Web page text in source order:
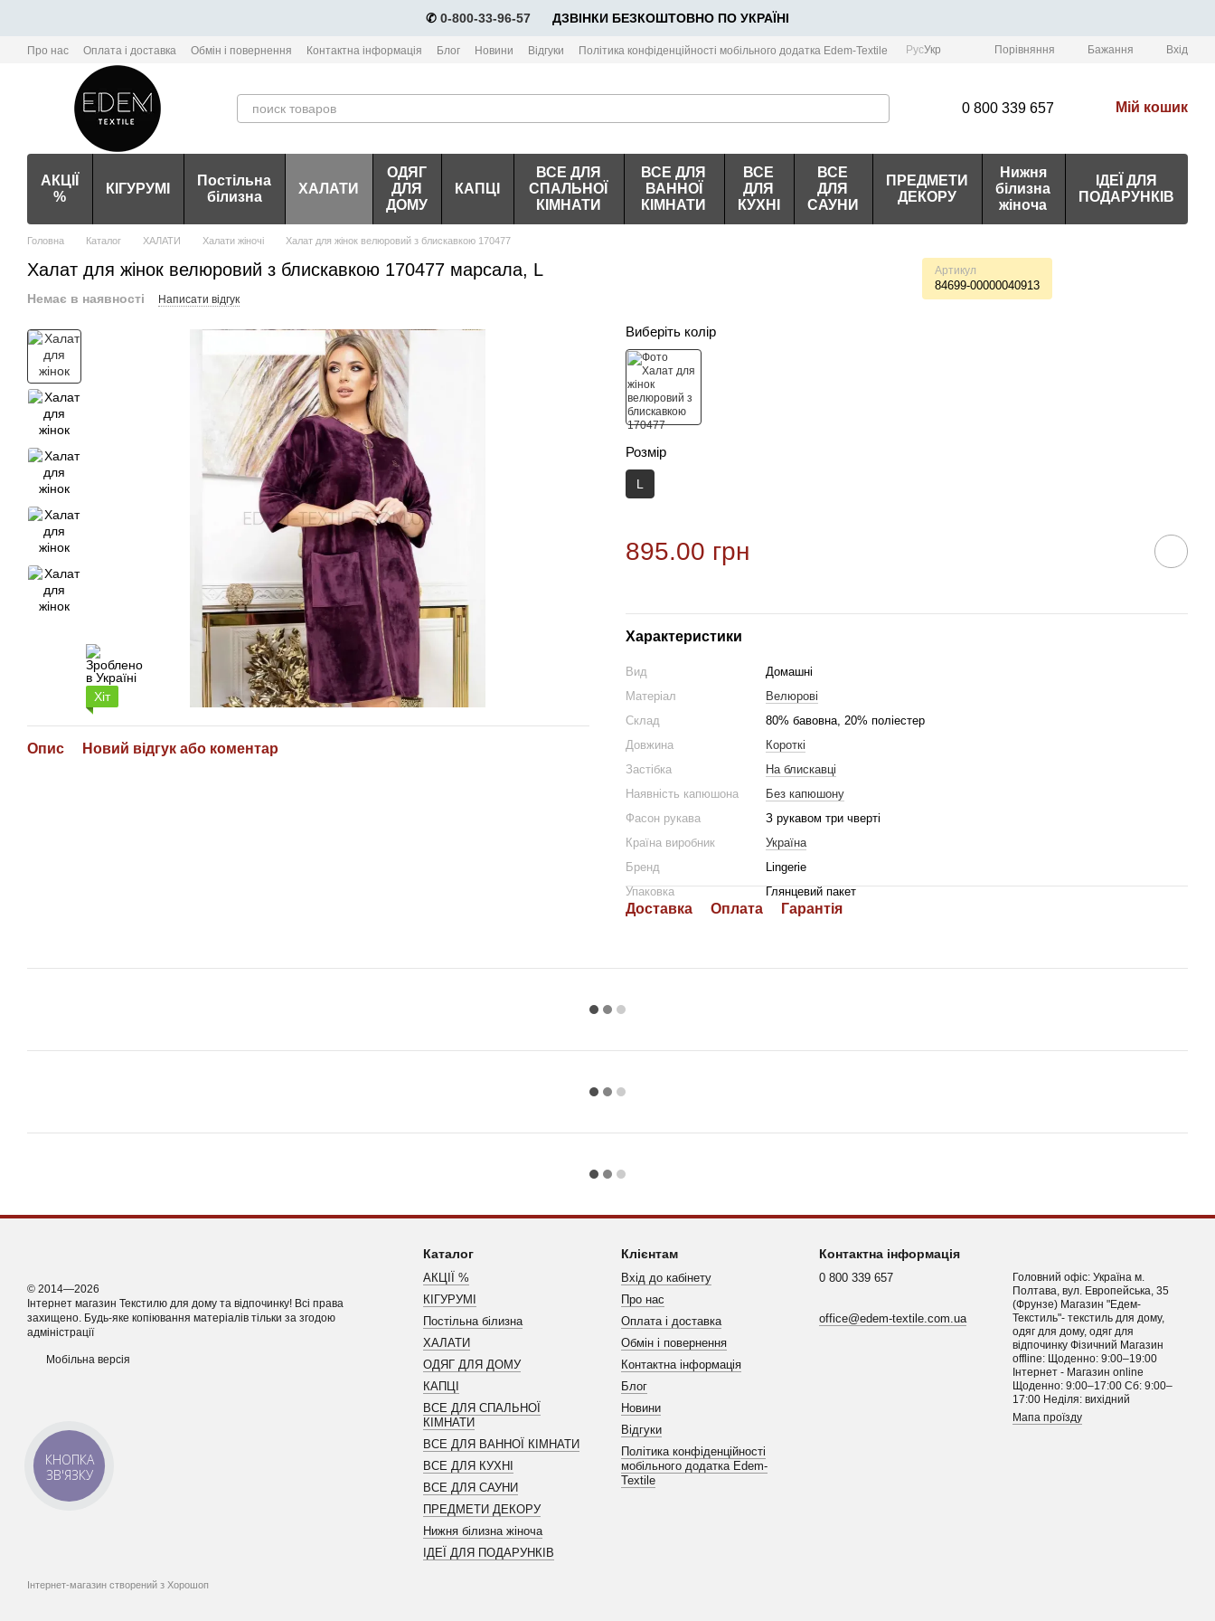
✆ 0-800-33-96-57 ⠀⠀ДЗВІНКИ БЕЗКОШТОВНО ПО УКРАЇНІ
Про нас Оплата і доставка Обмін і повернення Контактна інформація Блог Новини Відгуки Політика конфіденційності мобільного додатка Edem-Textile РусУкр Порівняння Бажання Вхід
0 800 339 657 Мій кошик
АКЦІЇ
%
КІГУРУМІ
Постільна
білизна
ХАЛАТИ
ОДЯГ
ДЛЯ
ДОМУ
КАПЦІ
ВСЕ ДЛЯ
СПАЛЬНОЇ
КІМНАТИ
ВСЕ ДЛЯ
ВАННОЇ
КІМНАТИ
ВСЕ
ДЛЯ
КУХНІ
ВСЕ
ДЛЯ
САУНИ
ПРЕДМЕТИ
ДЕКОРУ
Нижня
білизна
жіноча
ІДЕЇ ДЛЯ
ПОДАРУНКІВ
Головна Каталог ХАЛАТИ Халати жіночі Халат для жінок велюровий з блискавкою 170477
Халат для жінок велюровий з блискавкою 170477 марсала, L Артикул
84699-00000040913
Немає в наявності Написати відгук
Хіт
Опис Новий відгук або коментар
Виберіть колір
Розмір
L
895.00 грн
Характеристики
Вид
Домашні
Матеріал
Велюрові
Склад
80% бавовна, 20% поліестер
Довжина
Короткі
Застібка
На блискавці
Наявність капюшона
Без капюшону
Фасон рукава
З рукавом три чверті
Країна виробник
Україна
Бренд
Lingerie
Упаковка
Глянцевий пакет
Доставка Оплата Гарантія
© 2014—2026
Інтернет магазин Текстилю для дому та відпочинку! Всі права
захищено. Будь-яке копіювання матеріалів тільки за згодою
адміністрації
Мобільна версія
Інтернет-магазин створений з Хорошоп
Каталог
АКЦІЇ %
КІГУРУМІ
Постільна білизна
ХАЛАТИ
ОДЯГ ДЛЯ ДОМУ
КАПЦІ
ВСЕ ДЛЯ СПАЛЬНОЇ
КІМНАТИ
ВСЕ ДЛЯ ВАННОЇ КІМНАТИ
ВСЕ ДЛЯ КУХНІ
ВСЕ ДЛЯ САУНИ
ПРЕДМЕТИ ДЕКОРУ
Нижня білизна жіноча
ІДЕЇ ДЛЯ ПОДАРУНКІВ
Клієнтам
Вхід до кабінету
Про нас
Оплата і доставка
Обмін і повернення
Контактна інформація
Блог
Новини
Відгуки
Політика конфіденційності
мобільного додатка Edem-
Textile
Контактна інформація
0 800 339 657
office@edem-textile.com.ua
Головний офіс: Україна м.
Полтава, вул. Европейська, 35
(Фрунзе) Магазин "Едем-
Текстиль"- текстиль для дому,
одяг для дому, одяг для
відпочинку Фізичний Магазин
offline: Щоденно: 9:00–19:00
Інтернет - Магазин online
Щоденно: 9:00–17:00 Сб: 9:00–
17:00 Неділя: вихідний
Мапа проїзду
КНОПКА
ЗВ'ЯЗКУ